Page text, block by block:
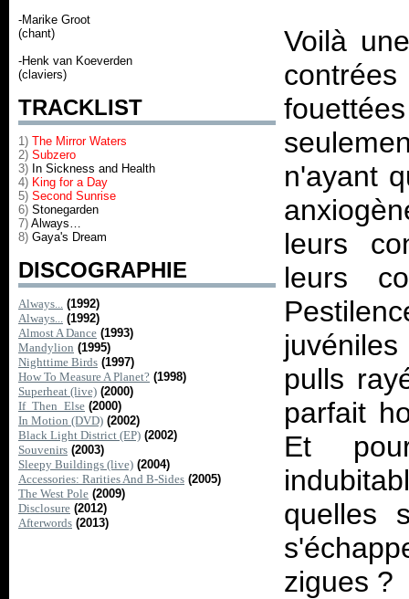
-Marike Groot
(chant)
-Henk van Koeverden
(claviers)
TRACKLIST
1) The Mirror Waters
2) Subzero
3) In Sickness and Health
4) King for a Day
5) Second Sunrise
6) Stonegarden
7) Always…
8) Gaya's Dream
DISCOGRAPHIE
Always... (1992)
Always... (1992)
Almost A Dance (1993)
Mandylion (1995)
Nighttime Birds (1997)
How To Measure A Planet? (1998)
Superheat (live) (2000)
If_Then_Else (2000)
In Motion (DVD) (2002)
Black Light District (EP) (2002)
Souvenirs (2003)
Sleepy Buildings (live) (2004)
Accessories: Rarities And B-Sides (2005)
The West Pole (2009)
Disclosure (2012)
Afterwords (2013)
Voilà
n'ayant
leurs
leurs
pulls
parfait
Et
quelles
zigues ?